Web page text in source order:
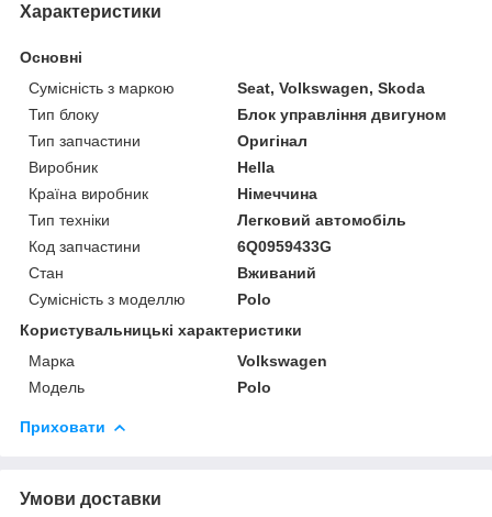
Характеристики
Основні
Сумісність з маркою
Seat, Volkswagen, Skoda
Тип блоку
Блок управління двигуном
Тип запчастини
Оригінал
Виробник
Hella
Країна виробник
Німеччина
Тип техніки
Легковий автомобіль
Код запчастини
6Q0959433G
Стан
Вживаний
Сумісність з моделлю
Polo
Користувальницькі характеристики
Марка
Volkswagen
Модель
Polo
Приховати
Умови доставки